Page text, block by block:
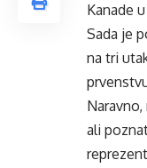
Kanade
Sada je
na tri
ali